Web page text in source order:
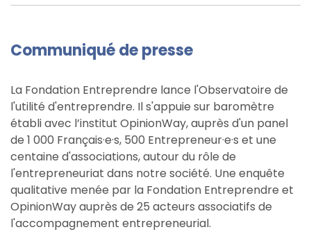
Communiqué de presse
La Fondation Entreprendre lance l'Observatoire de
l'utilité d'entreprendre. Il s'appuie sur baromètre
établi avec l’institut OpinionWay, auprès d'un panel
de 1 000 Français·e·s, 500 Entrepreneur·e·s et une
centaine d'associations, autour du rôle de
l'entrepreneuriat dans notre société. Une enquête
qualitative menée par la Fondation Entreprendre et
OpinionWay auprès de 25 acteurs associatifs de
l'accompagnement entrepreneurial.